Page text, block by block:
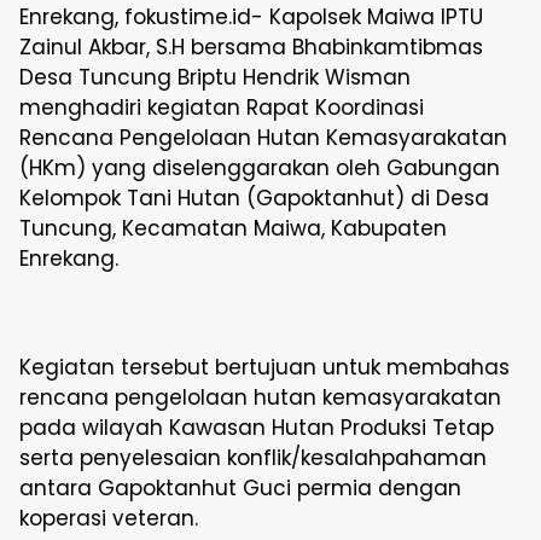
Enrekang, fokustime.id- Kapolsek Maiwa IPTU
Zainul Akbar, S.H bersama Bhabinkamtibmas
Desa Tuncung Briptu Hendrik Wisman
menghadiri kegiatan Rapat Koordinasi
Rencana Pengelolaan Hutan Kemasyarakatan
(HKm) yang diselenggarakan oleh Gabungan
Kelompok Tani Hutan (Gapoktanhut) di Desa
Tuncung, Kecamatan Maiwa, Kabupaten
Enrekang.
Kegiatan tersebut bertujuan untuk membahas
rencana pengelolaan hutan kemasyarakatan
pada wilayah Kawasan Hutan Produksi Tetap
serta penyelesaian konflik/kesalahpahaman
antara Gapoktanhut Guci permia dengan
koperasi veteran.